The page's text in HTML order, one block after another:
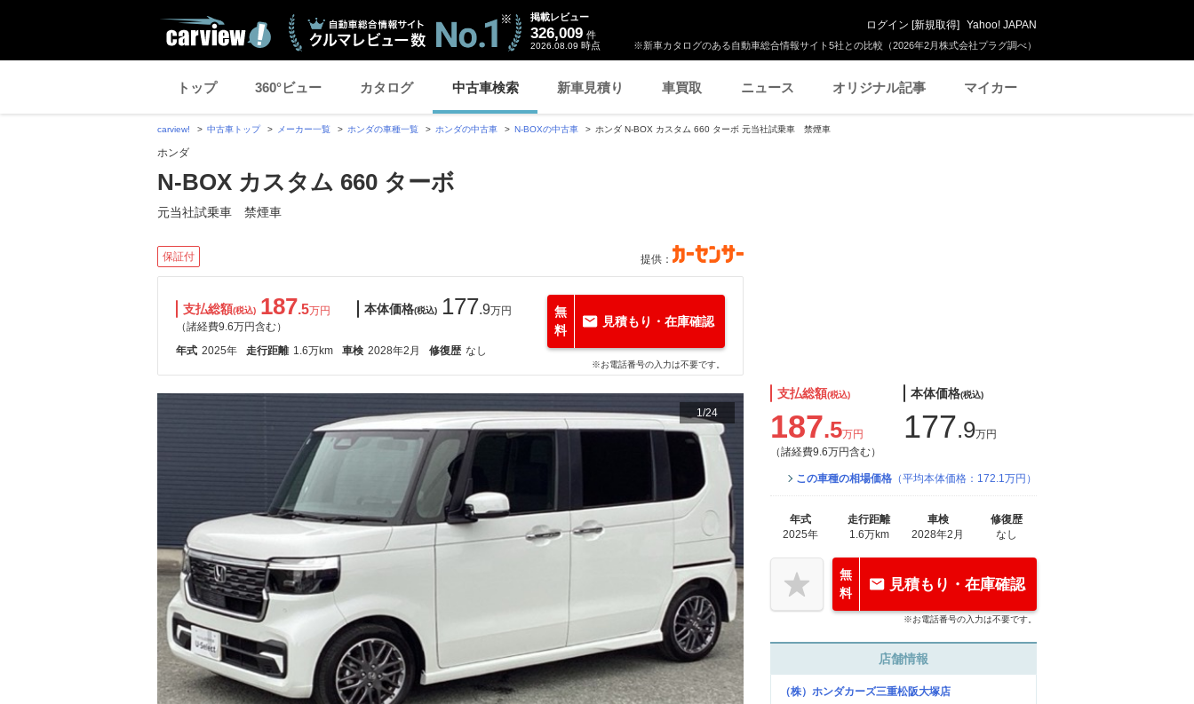
※新車カタログのある自動車総合情報サイト5社との比較（2026年2月株式会社プラグ調べ）
掲載レビュー
326,009 件
2026.08.09 時点
ログイン [新規取得] Yahoo! JAPAN
トップ 360°ビュー カタログ 中古車検索 新車見積り 車買取 ニュース オリジナル記事 マイカー
carview! 中古車トップ メーカー一覧 ホンダの車種一覧 ホンダの中古車 N-BOXの中古車 ホンダ N-BOX カスタム 660 ターボ 元当社試乗車 禁煙車
ホンダ
N-BOX カスタム 660 ターボ
元当社試乗車 禁煙車
保証付 提供：
支払総額(税込) 187.5万円
（諸経費9.6万円含む）
本体価格(税込) 177.9万円
年式 2025年 走行距離 1.6万km 車検 2028年2月 修復歴 なし
無
料
見積もり・在庫確認
※お電話番号の入力は不要です。
1/24
支払総額(税込)
187.5万円
（諸経費9.6万円含む）
本体価格(税込)
177.9万円
この車種の相場価格 （平均本体価格：172.1万円）
年式
2025年
走行距離
1.6万km
車検
2028年2月
修復歴
なし
無
料
見積もり・在庫確認
※お電話番号の入力は不要です。
店舗情報
（株）ホンダカーズ三重松阪大塚店